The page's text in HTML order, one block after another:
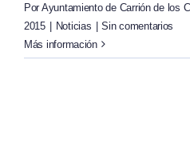
Por Ayuntamiento de Carrión de los
2015
Noticias
Sin comentarios
Más información